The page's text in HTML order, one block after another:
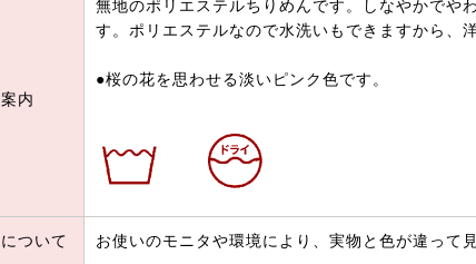
内
無地のポリエステルちりめんです。しなやかでや
す。ポリエステルなので水洗いもできますから、
●桜の花を思わせる淡いピンク色です。
ついて お使いのモニタや環境により、実物と色が違って